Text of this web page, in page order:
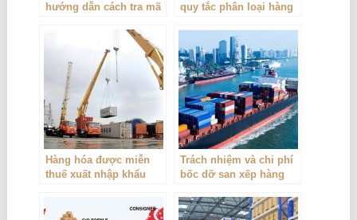
hướng dẫn cách tra mã
quy tắc phân loại hàng
Hàng hóa được miễn
thuế xuất nhập khẩu
Trách nhiệm và chi phí
bốc dỡ san xếp hàng
thuê tàu chuyến